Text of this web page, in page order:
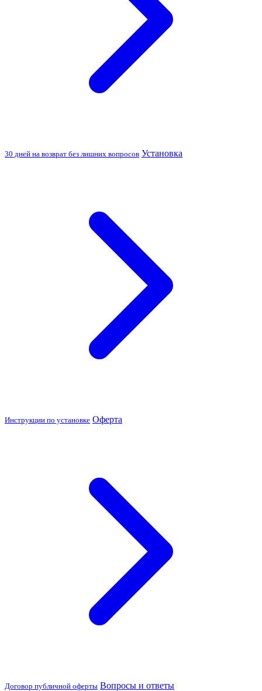
30 дней на возврат без лишних вопросов Установка
Инструкции по установке Оферта
Договор публичной оферты Вопросы и ответы